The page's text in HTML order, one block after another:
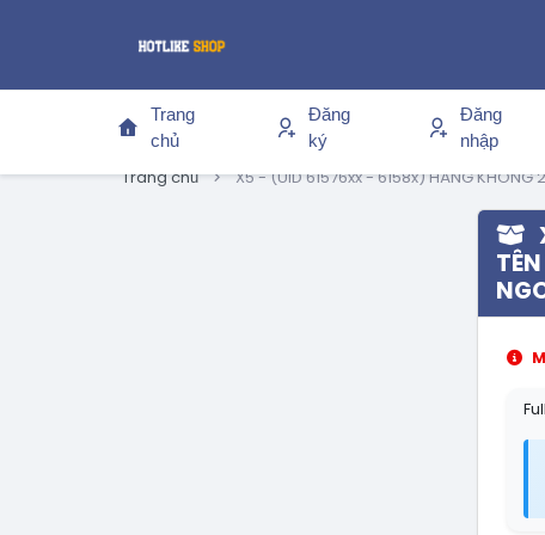
Trang
chủ
Đăng
ký
Đăng
nhập
Trang chủ X5 - (UID 61576xx - 6158x) HÀNG KHÔNG